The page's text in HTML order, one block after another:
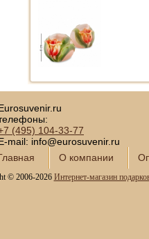
(495) 104-33-77
mail: info@eurosuvenir.ru
О компании
© 2006-2026 Интернет-магазин